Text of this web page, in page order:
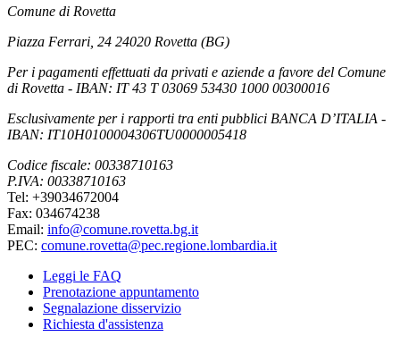
Comune di Rovetta
Piazza Ferrari, 24 24020 Rovetta (BG)
Per i pagamenti effettuati da privati e aziende a favore del Comune
di Rovetta - IBAN: IT 43 T 03069 53430 1000 00300016
Esclusivamente per i rapporti tra enti pubblici BANCA D’ITALIA -
IBAN: IT10H0100004306TU0000005418
Codice fiscale: 00338710163
P.IVA: 00338710163
Tel: +39034672004
Fax: 034674238
Email: info@comune.rovetta.bg.it
PEC: comune.rovetta@pec.regione.lombardia.it
Leggi le FAQ
Prenotazione appuntamento
Segnalazione disservizio
Richiesta d'assistenza